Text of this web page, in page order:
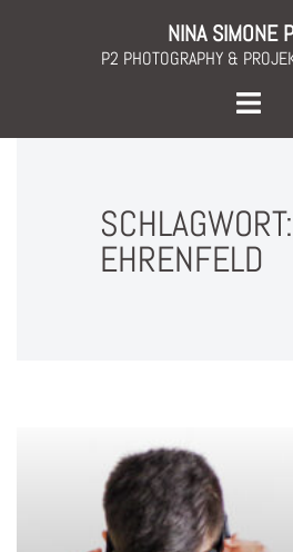
NINA SIMONE
P2 PHOTOGRAPHY &
Toggle
menu
SCHLAGWORT:
EHRENFELD